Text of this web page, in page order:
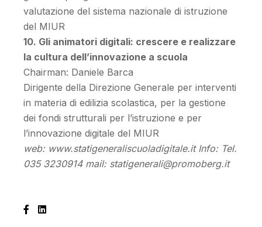
valutazione del sistema nazionale di istruzione
del MIUR
10. Gli animatori digitali: crescere e realizzare
la cultura dell’innovazione a scuola
Chairman: Daniele Barca
Dirigente della Direzione Generale per interventi
in materia di edilizia scolastica, per la gestione
dei fondi strutturali per l’istruzione e per
l’innovazione digitale del MIUR
web: www.statigeneraliscuoladigitale.it Info: Tel.
035 3230914 mail: statigenerali@promoberg.it